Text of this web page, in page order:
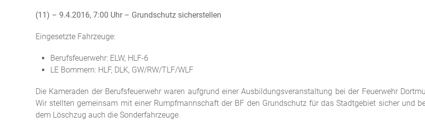
(11) – 9.4.2016, 7:00 Uhr – Grundschutz sicherstellen
Eingesetzte Fahrzeuge:
Berufsfeuerwehr: ELW, HLF-6
LE Bommern: HLF, DLK, GW/RW/TLF/WLF
Die Kameraden der Berufsfeuerwehr waren aufgrund einer Ausbildungsveranstaltung bei der Feuerwehr
Wir stellten gemeinsam mit einer Rumpfmannschaft der BF den Grundschutz für das Stadtgebiet sicher und
dem Löschzug auch die Sonderfahrzeuge.